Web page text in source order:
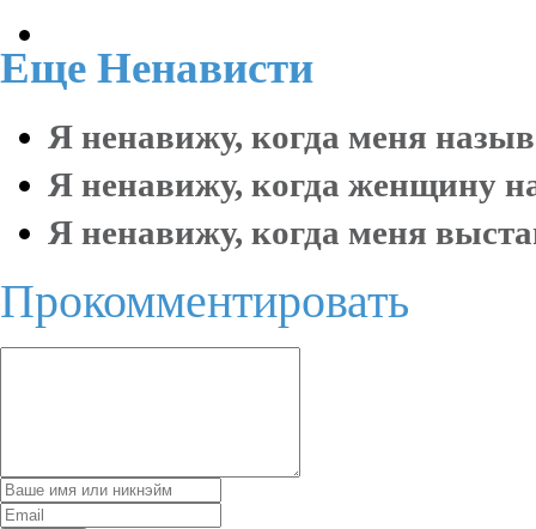
Еще Ненависти
Я ненавижу, когда меня
Я ненавижу, когда женщину
Я ненавижу, когда меня
Прокомментировать